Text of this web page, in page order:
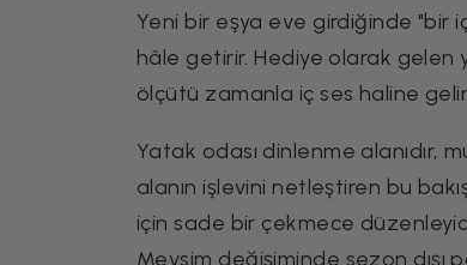
Yeni bir eşya eve girdiğinde "bir
hâle getirir. Hediye olarak gelen
ölçütü zamanla iç ses haline
Yatak odası dinlenme alanıdır,
alanın işlevini netleştiren bu
için sade bir çekmece
Mevsim değişiminde sezon dışı